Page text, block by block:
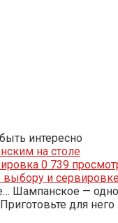
интересно
0 739
выбору и
Шампанское —
для